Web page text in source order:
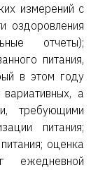
измерений с
оздоровления
отчеты);
питания,
в этом году
а
требующими
питания;
оценка
ежедневной